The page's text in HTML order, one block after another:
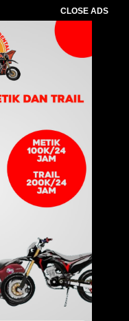
CLOSE ADS